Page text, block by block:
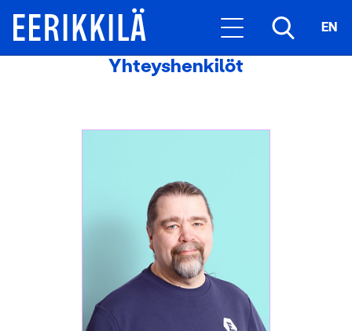
EN
Yhteyshenkilöt